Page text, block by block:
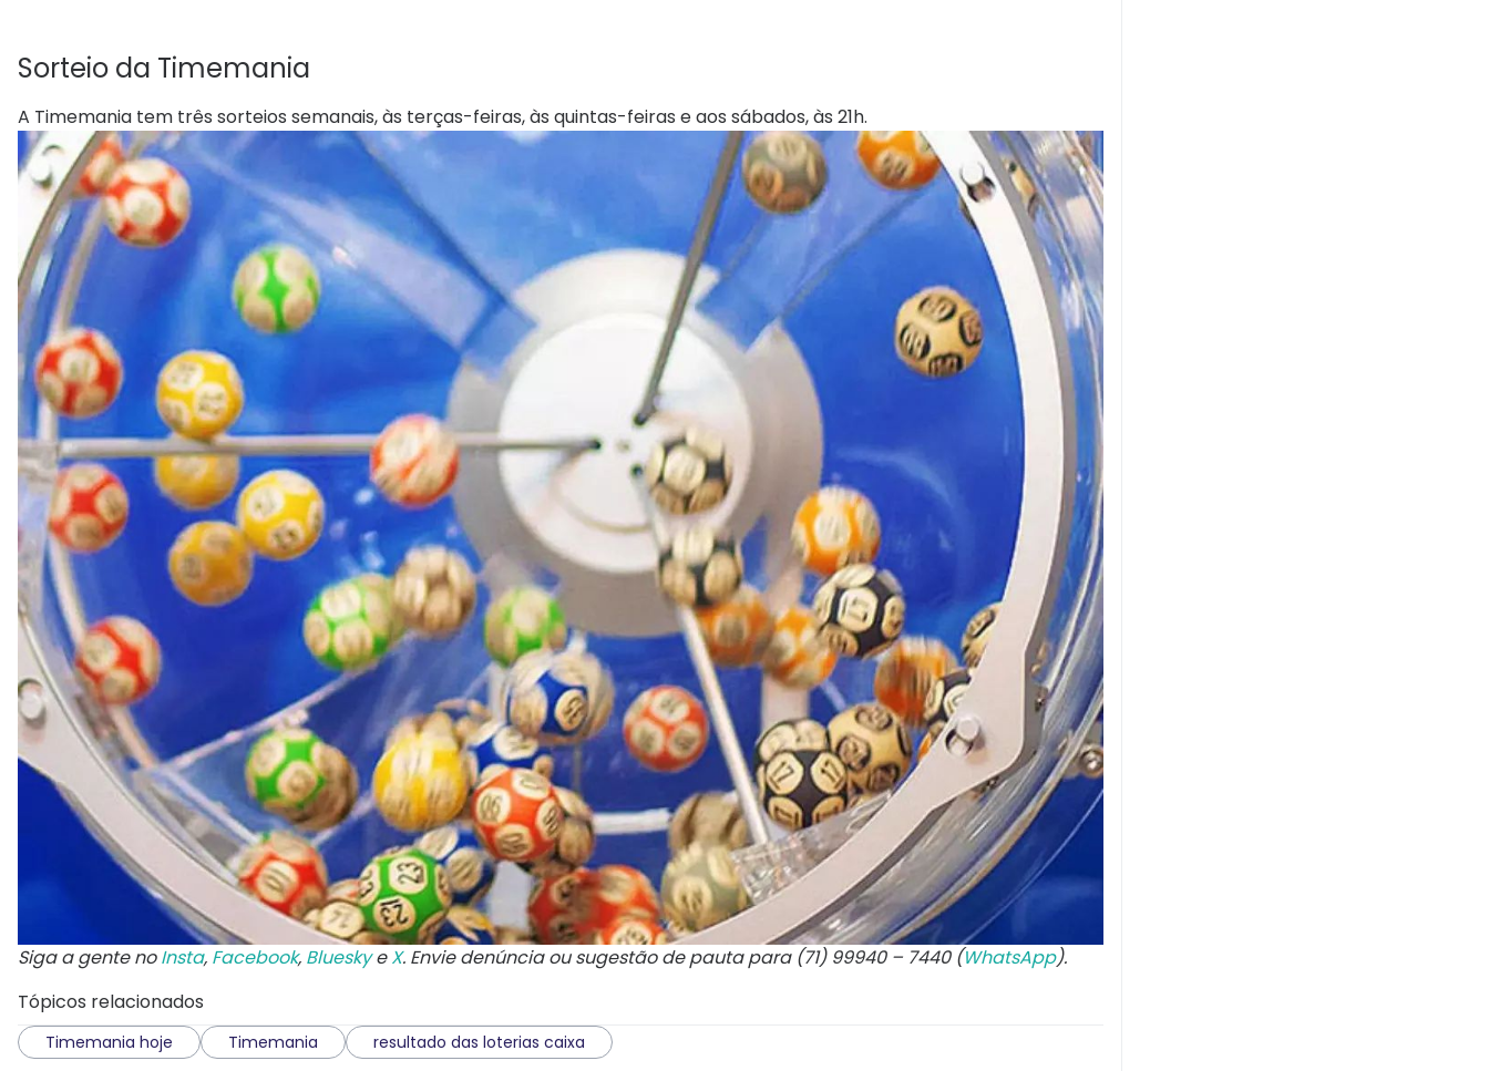
Sorteio da Timemania
A Timemania tem três sorteios semanais, às terças-feiras, às quintas-feiras e aos sábados, às 21h.
Siga a gente noInsta, Facebook, BlueskyeX. Envie denúncia ou sugestão de pauta para (71) 99940 – 7440 (WhatsApp).
Tópicos relacionados
Timemania hoje Timemania resultado das loterias caixa